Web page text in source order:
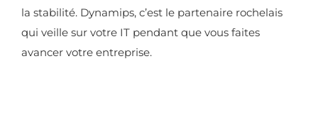
la stabilité. Dynamips, c’est le partenaire rochelais
qui veille sur votre IT pendant que vous faites
avancer votre entreprise.